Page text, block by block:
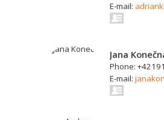
E-mail:
Jana
Phone:
E-mail: